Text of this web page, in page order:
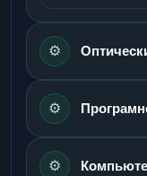
⚙️
⚙️
⚙️